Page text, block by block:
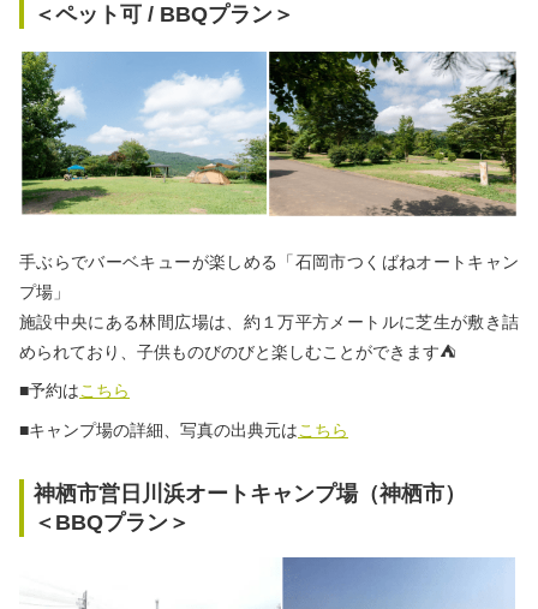
＜ペット可 / BBQプラン＞
手ぶらでバーベキューが楽しめる「石岡市つくばねオートキャン
プ場」
施設中央にある林間広場は、約１万平方メートルに芝生が敷き詰
められており、子供ものびのびと楽しむことができます⛺
■予約はこちら
■キャンプ場の詳細、写真の出典元はこちら
神栖市営日川浜オートキャンプ場（神栖市）
＜BBQプラン＞